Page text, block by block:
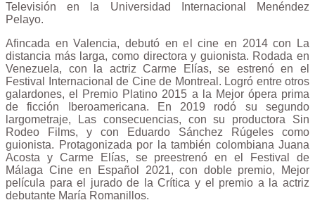
Televisión en la Universidad Internacional Menéndez
Pelayo.
Afincada en Valencia, debutó en el cine en 2014 con La
distancia más larga, como directora y guionista. Rodada en
Venezuela, con la actriz Carme Elías, se estrenó en el
Festival Internacional de Cine de Montreal. Logró entre otros
galardones, el Premio Platino 2015 a la Mejor ópera prima
de ficción Iberoamericana. En 2019 rodó su segundo
largometraje, Las consecuencias, con su productora Sin
Rodeo Films, y con Eduardo Sánchez Rúgeles como
guionista. Protagonizada por la también colombiana Juana
Acosta y Carme Elías, se preestrenó en el Festival de
Málaga Cine en Español 2021, con doble premio, Mejor
película para el jurado de la Crítica y el premio a la actriz
debutante María Romanillos.